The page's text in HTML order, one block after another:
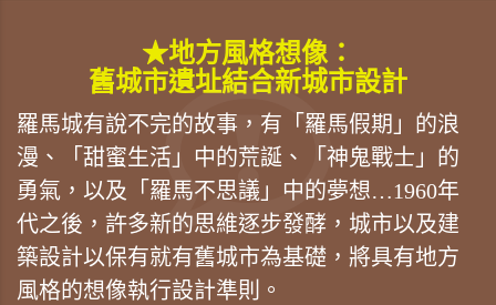
★地方風格想像：
舊城市遺址結合新城市設計
羅馬城有說不完的故事，有「羅馬假期」的浪
漫、「甜蜜生活」中的荒誕、「神鬼戰士」的
勇氣，以及「羅馬不思議」中的夢想…1960年
代之後，許多新的思維逐步發酵，城市以及建
築設計以保有就有舊城市為基礎，將具有地方
風格的想像執行設計準則。